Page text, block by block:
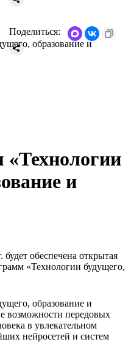
образование и
Поделиться:
и
обеспечена открытая
«Технологии будущего,
образование и
возможности передовых
в увлекательном
нейросетей и систем